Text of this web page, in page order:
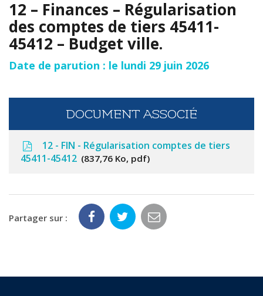
12 – Finances – Régularisation
des comptes de tiers 45411-
45412 – Budget ville.
Date de parution : le lundi 29 juin 2026
DOCUMENT ASSOCIÉ
12 - FIN - Régularisation comptes de tiers
45411-45412
837,76 Ko, pdf
Partager sur :